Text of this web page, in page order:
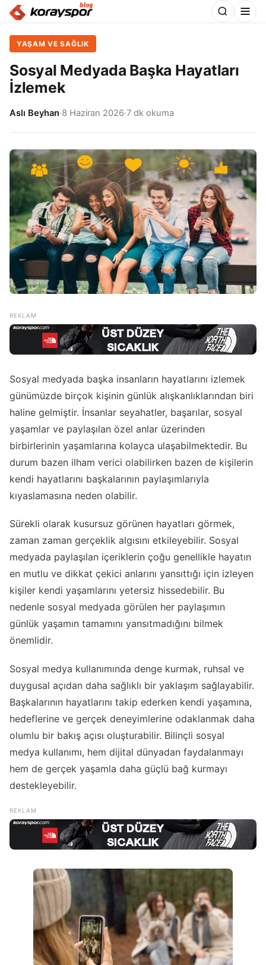
YAŞAM VE SAĞLIK
Sosyal Medyada Başka Hayatları
İzlemek
Aslı Beyhan·8 Haziran 2026·7 dk okuma
Sosyal medyada başka insanların hayatlarını izlemek
günümüzde birçok kişinin günlük alışkanlıklarından biri
haline gelmiştir. İnsanlar seyahatler, başarılar, sosyal
yaşamlar ve paylaşılan özel anlar üzerinden
birbirlerinin yaşamlarına kolayca ulaşabilmektedir. Bu
durum bazen ilham verici olabilirken bazen de kişilerin
kendi hayatlarını başkalarının paylaşımlarıyla
kıyaslamasına neden olabilir.
Sürekli olarak kusursuz görünen hayatları görmek,
zaman zaman gerçeklik algısını etkileyebilir. Sosyal
medyada paylaşılan içeriklerin çoğu genellikle hayatın
en mutlu ve dikkat çekici anlarını yansıttığı için izleyen
kişiler kendi yaşamlarını yetersiz hissedebilir. Bu
nedenle sosyal medyada görülen her paylaşımın
günlük yaşamın tamamını yansıtmadığını bilmek
önemlidir.
Sosyal medya kullanımında denge kurmak, ruhsal ve
duygusal açıdan daha sağlıklı bir yaklaşım sağlayabilir.
Başkalarının hayatlarını takip ederken kendi yaşamına,
hedeflerine ve gerçek deneyimlerine odaklanmak daha
olumlu bir bakış açısı oluşturabilir. Bilinçli sosyal
medya kullanımı, hem dijital dünyadan faydalanmayı
hem de gerçek yaşamla daha güçlü bağ kurmayı
destekleyebilir.